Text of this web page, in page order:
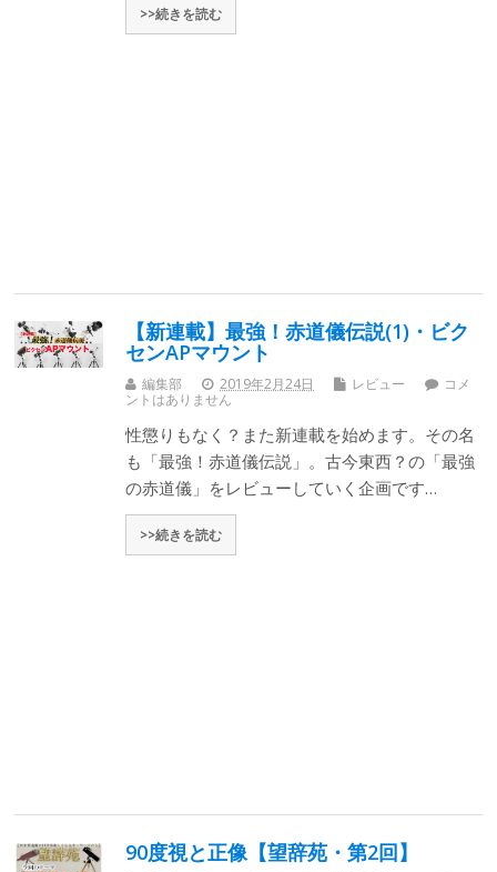
>>続きを読む
【新連載】最強！赤道儀伝説(1)・ビク
センAPマウント
編集部 2019年2月24日 レビュー
コメ
ントはありません
性懲りもなく？また新連載を始めます。その名
も「最強！赤道儀伝説」。古今東西？の「最強
の赤道儀」をレビューしていく企画です…
>>続きを読む
90度視と正像【望辞苑・第2回】